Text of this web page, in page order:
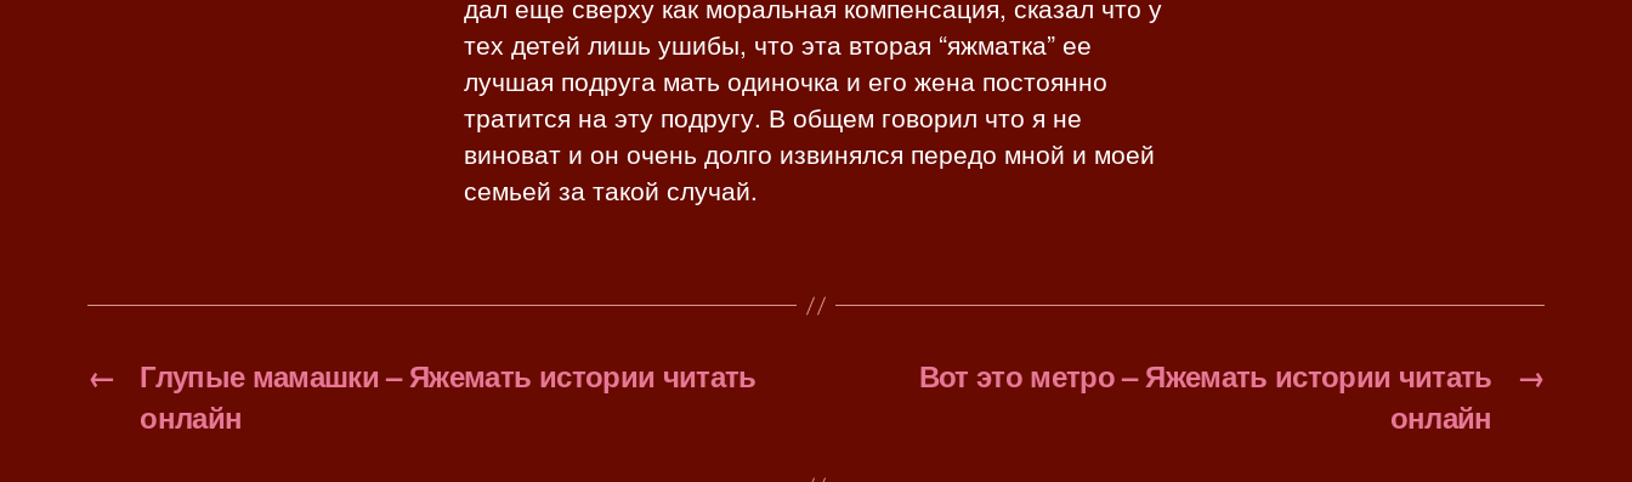
дал еще сверху как моральная компенсация, сказал что у
тех детей лишь ушибы, что эта вторая “яжматка” ее
лучшая подруга мать одиночка и его жена постоянно
тратится на эту подругу. В общем говорил что я не
виноват и он очень долго извинялся передо мной и моей
семьей за такой случай.
←
Глупые мамашки – Яжемать истории читать
онлайн
→
Вот это метро – Яжемать истории читать
онлайн